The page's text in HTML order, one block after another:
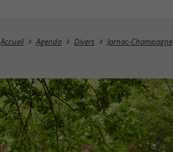
Accueil Agenda Divers Jarnac-Champagne